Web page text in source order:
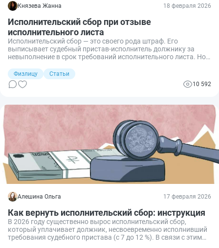
Князева Жанна 18 февраля 2026
Исполнительский сбор при отзыве
исполнительного листа
Исполнительский сбор — это своего рода штраф. Его
выписывает судебный пристав-исполнитель должнику за
невыполнение в срок требований исполнительного листа. Но
Расскажу, как поступить в этой ситуации.
Физлицу
Статьи
10 592
Алешина Ольга 17 февраля 2026
Как вернуть исполнительский сбор: инструкция
В 2026 году существенно вырос исполнительский сбор,
который уплачивает должник, несвоевременно исполнивший
требования судебного пристава (с 7 до 12 %). В связи с этим